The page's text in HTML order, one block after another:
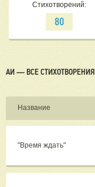
Стихотворений:
80
АИ — ВСЕ СТИХОТВОРЕНИЯ
Название
"Время ждать"